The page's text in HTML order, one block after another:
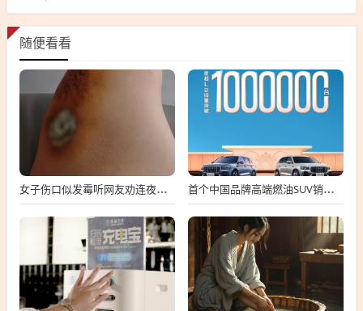
随便看看
女子伤口似发霉听网友劝连夜就医 属凝血过程中正常现象 首个中国品牌高端燃油SUV销冠！吉利星越L总销量破100万台